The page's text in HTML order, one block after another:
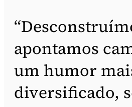
apontamos
um humor
diversificado,